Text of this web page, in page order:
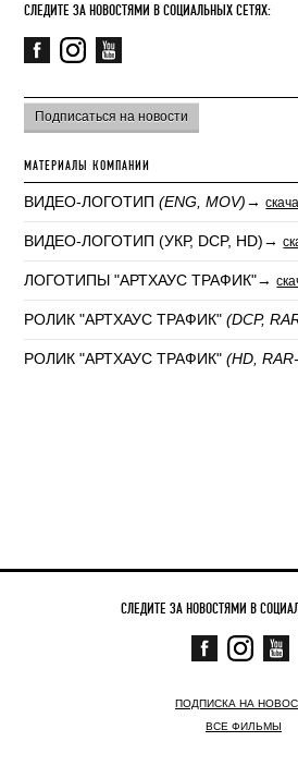
СЛЕДИТЕ ЗА НОВОСТЯМИ В СОЦИАЛЬНЫХ СЕТЯХ:
Подписаться на новости
МАТЕРИАЛЫ КОМПАНИИ
ВИДЕО-ЛОГОТИП(ENG, MOV)→
ВИДЕО-ЛОГОТИП (УКР, DCP, HD)→
ЛОГОТИПЫ "АРТХАУС ТРАФИК"→
РОЛИК "АРТХАУС ТРАФИК"(DCP,
РОЛИК "АРТХАУС ТРАФИК"(HD,
СЛЕДИТЕ ЗА НОВОСТЯМИ В
ПОДПИСКА НА
ВСЕ ФИЛЬМЫ